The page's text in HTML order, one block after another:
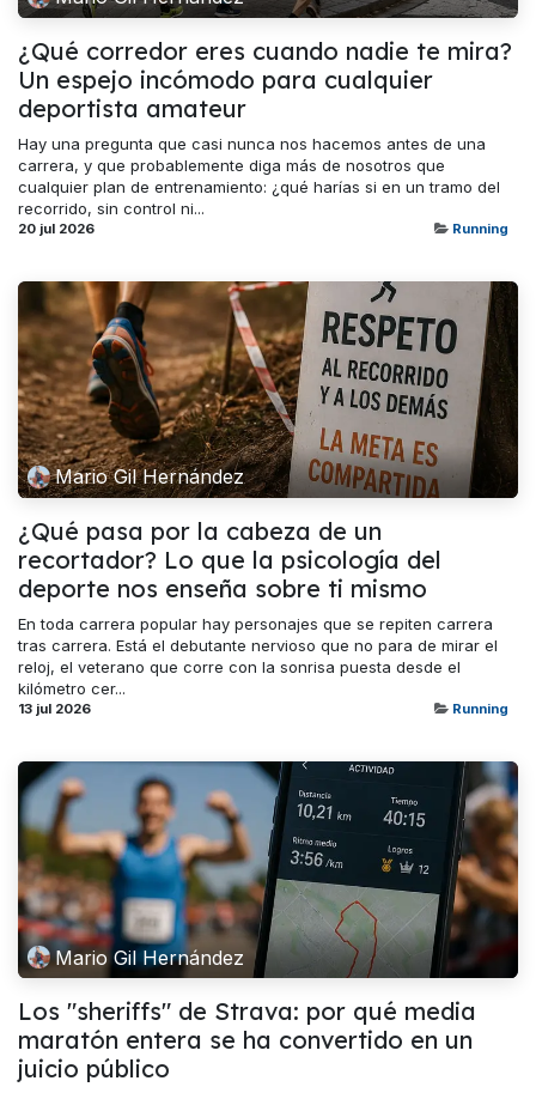
¿Qué corredor eres cuando nadie te mira?
Un espejo incómodo para cualquier
deportista amateur
Hay una pregunta que casi nunca nos hacemos antes de una
carrera, y que probablemente diga más de nosotros que
cualquier plan de entrenamiento: ¿qué harías si en un tramo del
recorrido, sin control ni...
20 jul 2026 Running
Mario Gil Hernández
¿Qué pasa por la cabeza de un
recortador? Lo que la psicología del
deporte nos enseña sobre ti mismo
En toda carrera popular hay personajes que se repiten carrera
tras carrera. Está el debutante nervioso que no para de mirar el
reloj, el veterano que corre con la sonrisa puesta desde el
kilómetro cer...
13 jul 2026 Running
Mario Gil Hernández
Los "sheriffs" de Strava: por qué media
maratón entera se ha convertido en un
juicio público